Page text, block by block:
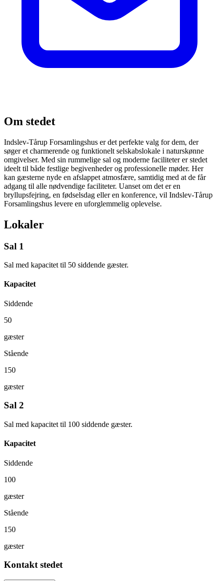
Om stedet
Indslev-Tårup Forsamlingshus er det perfekte valg for dem, der
søger et charmerende og funktionelt selskabslokale i naturskønne
omgivelser. Med sin rummelige sal og moderne faciliteter er stedet
ideelt til både festlige begivenheder og professionelle møder. Her
kan gæsterne nyde en afslappet atmosfære, samtidig med at de får
adgang til alle nødvendige faciliteter. Uanset om det er en
bryllupsfejring, en fødselsdag eller en konference, vil Indslev-Tårup
Forsamlingshus levere en uforglemmelig oplevelse.
Lokaler
Sal 1
Sal med kapacitet til 50 siddende gæster.
Kapacitet
Siddende
50
gæster
Stående
150
gæster
Sal 2
Sal med kapacitet til 100 siddende gæster.
Kapacitet
Siddende
100
gæster
Stående
150
gæster
Kontakt stedet